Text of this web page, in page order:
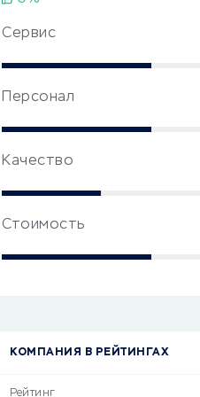
Сервис
Персонал
Качество
Стоимость
КОМПАНИЯ В РЕЙТИНГАХ
Рейтинг